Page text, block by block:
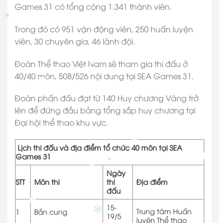
Games 31 có tổng cộng 1.341 thành viên.
Trong đó có 951 vận động viên, 250 huấn luyện
viên, 30 chuyên gia, 46 lãnh đội.
Đoàn Thể thao Việt Nam sẽ tham gia thi đấu ở
40/40 môn, 508/526 nội dung tại SEA Games 31.
Đoàn phấn đấu đạt từ 140 Huy chương Vàng trở
lên để đứng đầu bảng tổng sắp huy chương tại
Đại hội thể thao khu vực.
Lịch thi đấu và địa điểm tổ chức 40 môn tại SEA
Games 31
STT Môn thi
Ngày
thi
đấu
Địa điểm
1 Bắn cung
15-
19/5
Trung tâm Huấn
luyện Thể thao
✽
✽